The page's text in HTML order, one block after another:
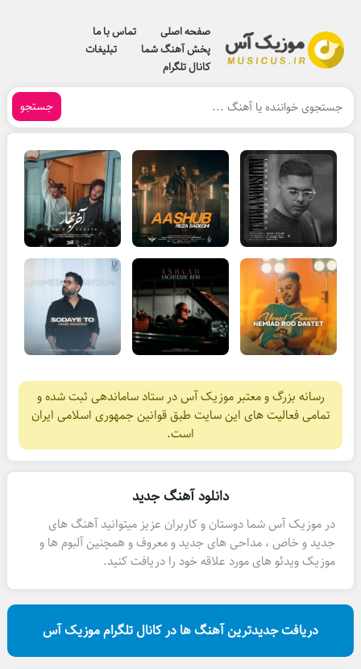
صفحه اصلی
تماس با ما
پخش آهنگ شما
تبلیغات
کانال تلگرام
جستجو
رسانه بزرگ و معتبر موزیک آس در ستاد ساماندهی ثبت شده و
تمامی فعالیت های این سایت طبق قوانین جمهوری اسلامی ایران
است.
دانلود آهنگ جدید
در موزیک آس شما دوستان و کاربران عزیز میتوانید آهنگ های
جدید و خاص ، مداحی های جدید و معروف و همچنین آلبوم ها و
موزیک ویدئو های مورد علاقه خود را دریافت کنید.
دریافت جدیدترین آهنگ ها در کانال تلگرام موزیک آس